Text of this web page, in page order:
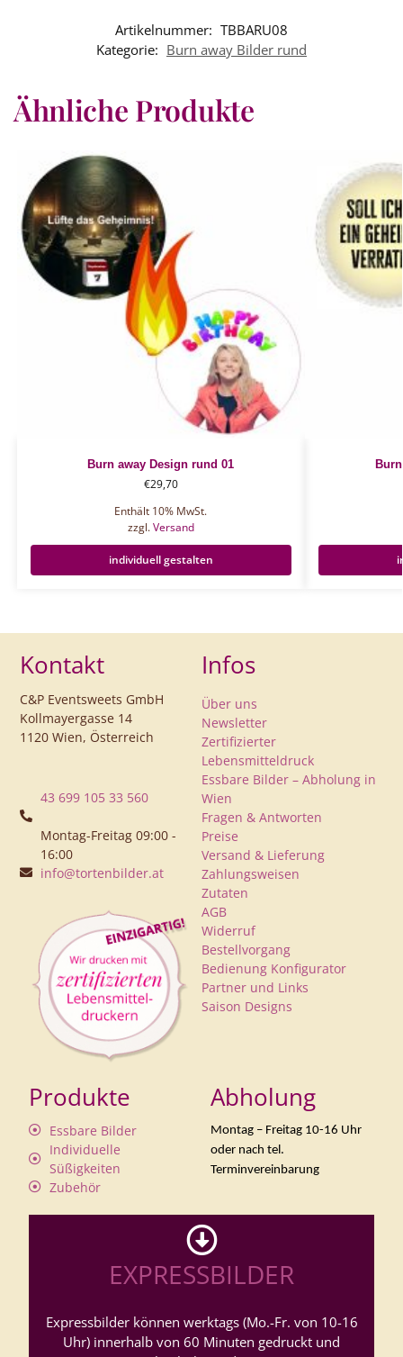
Artikelnummer: TBBARU08
Kategorie: Burn away Bilder rund
Ähnliche Produkte
Burn away Design rund 01
€29,70
Enthält 10% MwSt.
zzgl.Versand
individuell gestalten
Kontakt
C&P Eventsweets GmbH
Kollmayergasse 14
1120 Wien, Österreich
43 699 105 33 560
Montag-Freitag 09:00 -
16:00
info@tortenbilder.at
Infos
Über uns
Newsletter
Zertifizierter
Lebensmitteldruck
Essbare Bilder – Abholung in
Wien
Fragen & Antworten
Preise
Versand & Lieferung
Zahlungsweisen
Zutaten
AGB
Widerruf
Bestellvorgang
Bedienung Konfigurator
Partner und Links
Saison Designs
Produkte
Essbare Bilder
Individuelle
Süßigkeiten
Zubehör
Abholung
Montag – Freitag 10-16 Uhr
oder nach tel.
Terminvereinbarung
EXPRESSBILDER
Expressbilder können werktags (Mo.-Fr. von 10-16
Uhr) innerhalb von 60 Minuten gedruckt und